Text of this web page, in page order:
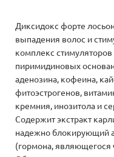
Диксидокс форте
выпадения волос и
комплекс
пиримидиновых
аденозина, кофеина,
фитоэстрогенов,
кремния, инозитола и
Содержит экстракт
надежно блокирующий
(гормона, являющегося